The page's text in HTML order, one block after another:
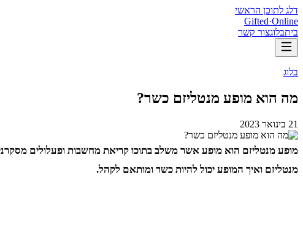
דלג לתוכן הראשי
Gifted·Online
ביתבלוגצור קשר
בלוג
מה הוא מופע מנטליזם כשר?
21 בינואר 2023
מופע מנטליזם הוא מופע אשר משלב בתוכו קריאת מחשבות ופעלולים
מנטליזם ואיך המופע יכול להיות כשר ומותאם לקהל.